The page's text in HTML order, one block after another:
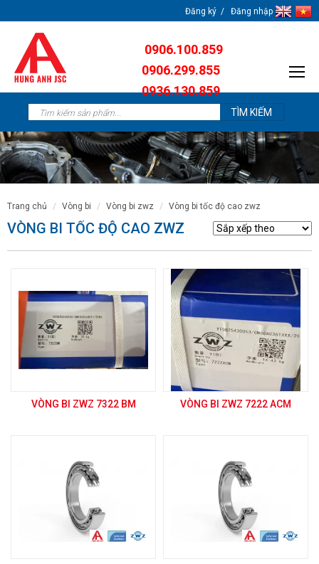
Đăng ký Đăng nhập
0906.100.859
0906.299.855
0936.130.859
trang chủ vòng bi vòng bi zwz vòng bi tốc độ cao zwz
VÒNG BI TỐC ĐỘ CAO ZWZ
VÒNG BI ZWZ 7322 BM VÒNG BI ZWZ 7222 ACM